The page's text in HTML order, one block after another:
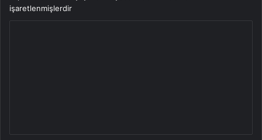
işaretlenmişlerdir